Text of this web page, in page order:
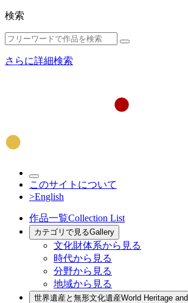
検索
さらに詳細検索
このサイトについて
>English
作品一覧Collection List
カテゴリで見るGallery
文化財体系から見る
時代から見る
分野から見る
地域から見る
世界遺産と無形文化遺産World Heritage and